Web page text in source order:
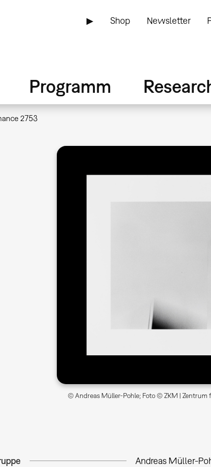
▶ Shop Newsletter
Programm
2753
© Andreas Müller-Pohle; Foto © ZKM | Zentrum
Andreas Müller-